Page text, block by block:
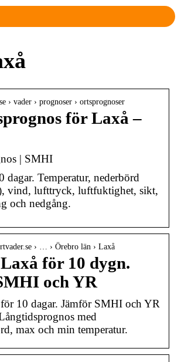
› vader › prognoser › ortsprognoser
för Laxå –
| SMHI
dagar. Temperatur, nederbörd
vind, lufttryck, luftfuktighet, sikt,
och nedgång.
› … › Örebro län › Laxå
för 10 dygn.
och YR
10 dagar. Jämför SMHI och YR
med
max och min temperatur.